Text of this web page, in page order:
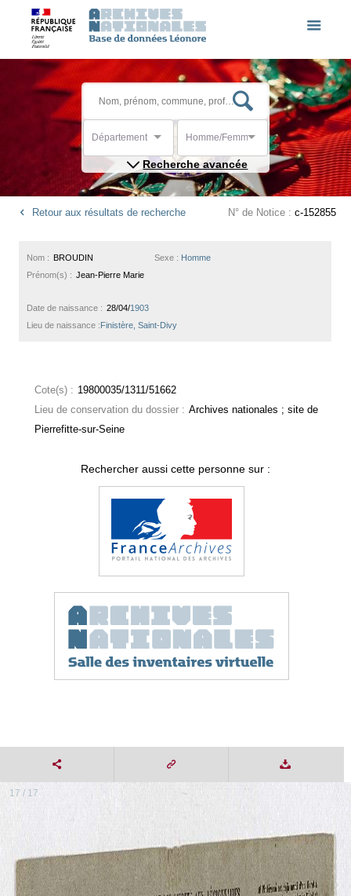
Département Homme/Femme
Recherche avancée
Retour aux résultats de recherche N° de Notice : c-152855
Sexe : Homme
Nom : BROUDIN
Prénom(s) : Jean-Pierre Marie
Date de naissance : 28/04/1903
Lieu de naissance :Finistère, Saint-Divy
Cote(s) : 19800035/1311/51662
Lieu de conservation du dossier : Archives nationales ; site de
Pierrefitte-sur-Seine
Rechercher aussi cette personne sur :
17 / 17